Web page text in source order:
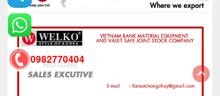
0982770404
back